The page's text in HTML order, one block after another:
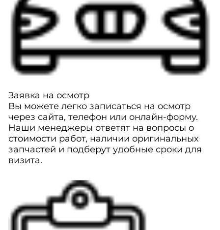
Заявка на осмотр
Вы можете легко записаться на осмотр
через сайта, телефон или онлайн-форму.
Наши менеджеры ответят на вопросы о
стоимости работ, наличии оригинальных
запчастей и подберут удобные сроки для
визита.